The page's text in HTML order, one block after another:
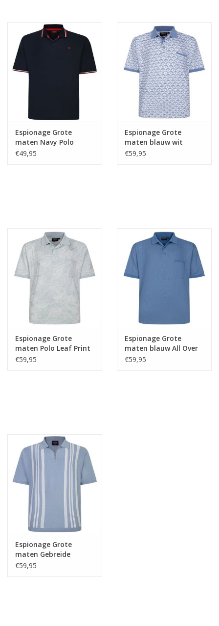
Espionage Grote
maten Navy Polo
€49,95
Espionage Grote
maten blauw wit
Geomatric Print
€59,95
Espionage Grote
maten Polo Leaf Print
€59,95
Espionage Grote
maten blauw All Over
Printed Polo
€59,95
Espionage Grote
maten Gebreide
Blauwe Polo met
€59,95